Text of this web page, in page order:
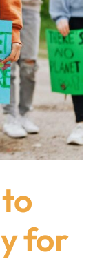
for